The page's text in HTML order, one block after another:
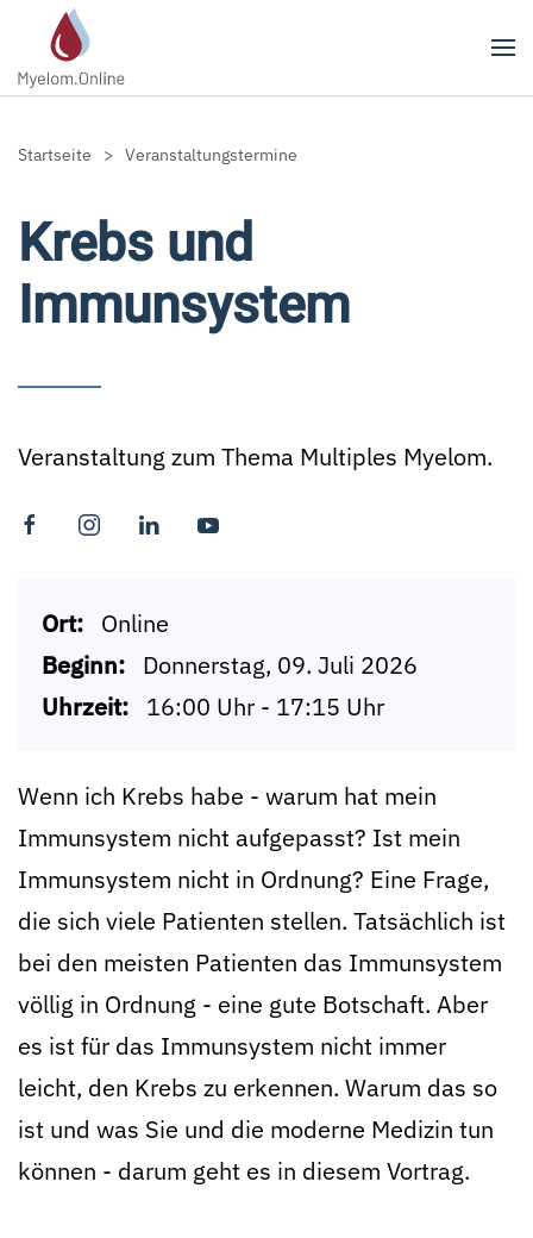
Zum Hauptinhalt springen
Startseite Veranstaltungstermine
Krebs und
Immunsystem
Veranstaltung zum Thema Multiples Myelom.
Ort: Online
Beginn: Donnerstag, 09. Juli 2026
Uhrzeit: 16:00 Uhr - 17:15 Uhr
Wenn ich Krebs habe - warum hat mein
Immunsystem nicht aufgepasst? Ist mein
Immunsystem nicht in Ordnung? Eine Frage,
die sich viele Patienten stellen. Tatsächlich ist
bei den meisten Patienten das Immunsystem
völlig in Ordnung - eine gute Botschaft. Aber
es ist für das Immunsystem nicht immer
leicht, den Krebs zu erkennen. Warum das so
ist und was Sie und die moderne Medizin tun
können - darum geht es in diesem Vortrag.